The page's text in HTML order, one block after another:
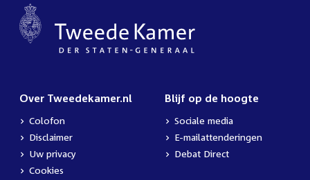
Over Tweedekamer.nl
Colofon
Disclaimer
Uw privacy
Cookies
Blijf op de hoogte
Sociale media
E-mailattenderingen
Debat Direct